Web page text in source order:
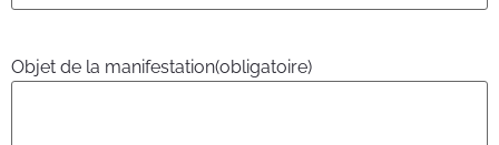
Objet de la manifestation(obligatoire)